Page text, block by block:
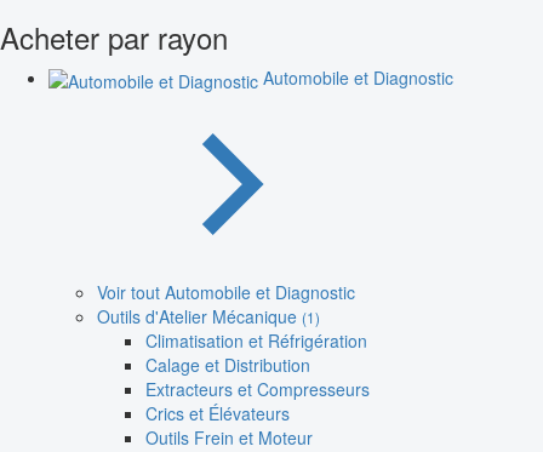
Acheter par rayon
Automobile et Diagnostic
Voir tout Automobile et Diagnostic
Outils d'Atelier Mécanique (1)
Climatisation et Réfrigération
Calage et Distribution
Extracteurs et Compresseurs
Crics et Élévateurs
Outils Frein et Moteur